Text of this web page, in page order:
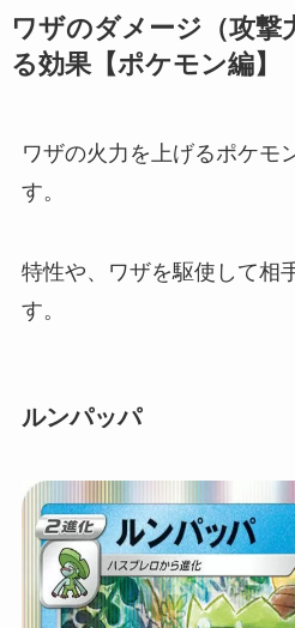
ワザのダメージ（攻撃
る効果【ポケモン編】
ワザの火力を上げるポケモ
す。
特性や、ワザを駆使して相
す。
ルンパッパ